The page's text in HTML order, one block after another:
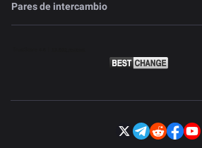
Pares de intercambio